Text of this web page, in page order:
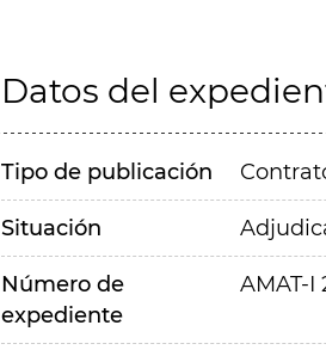
Datos del
Tipo de publicación
Situación
Número de
expediente
AMAT-I